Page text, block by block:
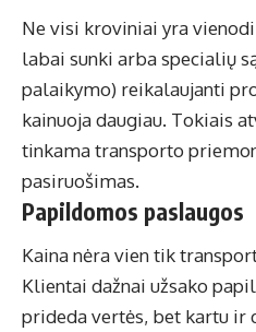
Ne visi kroviniai yra
labai sunki arba specialių
palaikymo) reikalaujanti
kainuoja daugiau. Tokiais
tinkama transporto
pasiruošimas.
Papildomos paslaugos
Kaina nėra vien tik
Klientai dažnai užsako
prideda vertės, bet kartu ir